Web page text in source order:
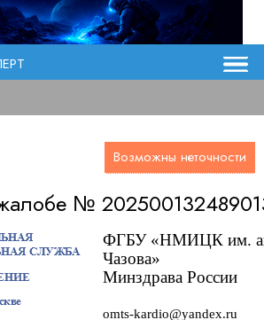
Возможны неточности
№
ФГБУ «НМИЦК им.
Чазова»
Минздрава России
omts-kardio@yandex.ru